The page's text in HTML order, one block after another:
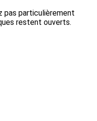
pas particulièrement
restent ouverts.